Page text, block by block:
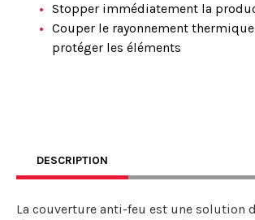
Stopper immédiatement la
Couper le rayonnement
protéger les éléments
DESCRIPTION
La couverture anti-feu est une solution